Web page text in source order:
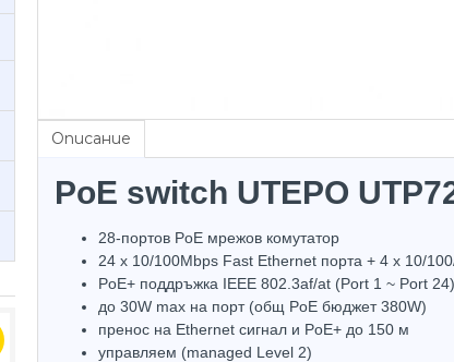
Hot
Описание
PoE switch UTEPO
28-портов PoE мрежов комутатор
24 х 10/100Mbps Fast Ethernet порта + 4 x 10/
PoE+ поддръжка IEEE 802.3af/at (Port 1 ~ Port 24)
до 30W max на порт (общ PoE бюджет 380W)
пренос на Ethernet сигнал и PoE+ до 150 м
управляем (managed Level 2)